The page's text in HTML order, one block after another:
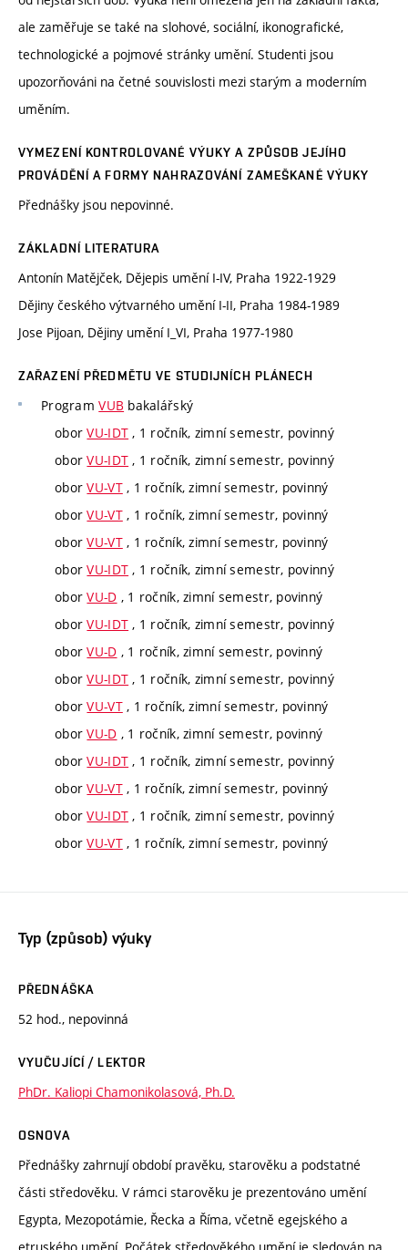
ale zaměřuje se také na slohové, sociální, ikonografické,
technologické a pojmové stránky umění. Studenti jsou
upozorňováni na četné souvislosti mezi starým a moderním
uměním.
VYMEZENÍ KONTROLOVANÉ VÝUKY A ZPŮSOB JEJÍHO
PROVÁDĚNÍ A FORMY NAHRAZOVÁNÍ ZAMEŠKANÉ VÝUKY
Přednášky jsou nepovinné.
ZÁKLADNÍ LITERATURA
Antonín Matějček, Dějepis umění I-IV, Praha 1922-1929
Dějiny českého výtvarného umění I-II, Praha 1984-1989
Jose Pijoan, Dějiny umění I_VI, Praha 1977-1980
ZAŘAZENÍ PŘEDMĚTU VE STUDIJNÍCH PLÁNECH
ProgramVUB bakalářský
oborVU-IDT , 1 ročník, zimní semestr, povinný
oborVU-IDT , 1 ročník, zimní semestr, povinný
oborVU-VT, 1 ročník, zimní semestr, povinný
oborVU-VT, 1 ročník, zimní semestr, povinný
oborVU-VT, 1 ročník, zimní semestr, povinný
oborVU-IDT , 1 ročník, zimní semestr, povinný
oborVU-D , 1 ročník, zimní semestr, povinný
oborVU-IDT , 1 ročník, zimní semestr, povinný
oborVU-D , 1 ročník, zimní semestr, povinný
oborVU-IDT , 1 ročník, zimní semestr, povinný
oborVU-VT, 1 ročník, zimní semestr, povinný
oborVU-D , 1 ročník, zimní semestr, povinný
oborVU-IDT , 1 ročník, zimní semestr, povinný
oborVU-VT, 1 ročník, zimní semestr, povinný
oborVU-IDT , 1 ročník, zimní semestr, povinný
oborVU-VT, 1 ročník, zimní semestr, povinný
Typ (způsob) výuky
PŘEDNÁŠKA
52 hod., nepovinná
VYUČUJÍCÍ / LEKTOR
PhDr. Kaliopi Chamonikolasová, Ph.D.
OSNOVA
Přednášky zahrnují období pravěku, starověku a podstatné
části středověku. V rámci starověku je prezentováno umění
Egypta, Mezopotámie, Řecka a Říma, včetně egejského a